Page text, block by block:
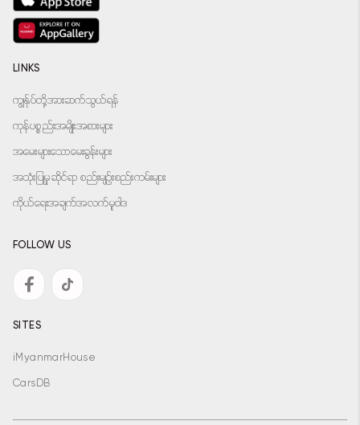
LINKS
ကျွန်ုပ်တို့အားဆက်သွယ်ရန်
ကုန်ပစ္စည်းအမျိုးအစားများ
အမေးများသောမေးခွန်းများ
အသုံးပြုမှုဆိုင်ရာ စည်းမျဉ်းစည်းကမ်းများ
ကိုယ်ရေးအချက်အလက်မူဝါဒ
FOLLOW US
SITES
iMyanmarHouse
CarsDB